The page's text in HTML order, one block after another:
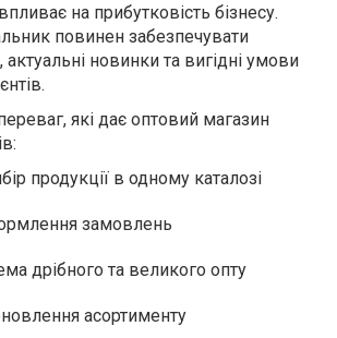
на прибутковість бізнесу.
повинен забезпечувати
актуальні новинки та вигідні умови
які дає оптовий магазин
продукції в одному каталозі
замовлень
дрібного та великого опту
асортименту